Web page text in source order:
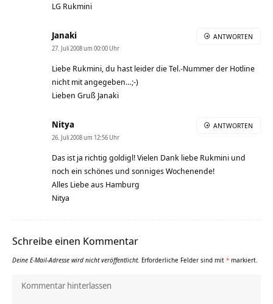
LG Rukmini
Janaki
27. Juli 2008 um 00:00 Uhr
Liebe Rukmini, du hast leider die Tel.-Nummer der Hotline
nicht mit angegeben…;-)
Lieben Gruß Janaki
ANTWORTEN
Nitya
26. Juli 2008 um 12:56 Uhr
Das ist ja richtig goldigl! Vielen Dank liebe Rukmini und
noch ein schönes und sonniges Wochenende!
Alles Liebe aus Hamburg
Nitya
ANTWORTEN
Schreibe einen Kommentar
Deine E-Mail-Adresse wird nicht veröffentlicht. Erforderliche Felder sind mit * markiert.